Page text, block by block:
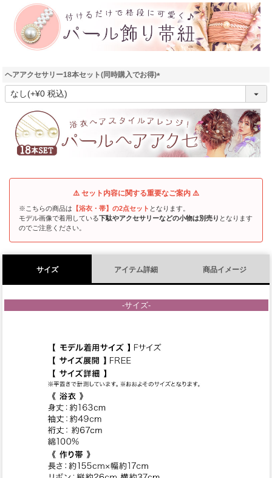
)
ヘアアクセサリー18本セット(同時購入でお得)
(
須
)
⚠️ セット内容に関する重要なご案内 ⚠️
※こちらの商品は 【浴衣・帯】の2点セット となります。
モデル画像で着用している下駄やアクセサリーなどの小物は別売り となります
のでご注意ください。
サイズ アイテム詳細 商品イメージ
-サイズ-